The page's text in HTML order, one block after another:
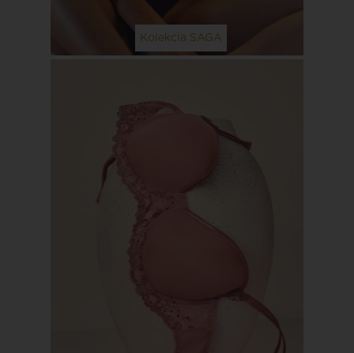
Kolekcia SAGA